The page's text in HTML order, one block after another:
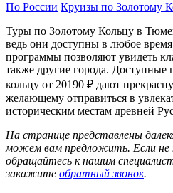
По России Круизы по Золотому
Туры по Золотому Кольцу в
ведь они доступны в любое
программы позволяют увидеть
также другие города.
кольцу от 20190 ₽ дают
желающему отправиться в
историческим местам древней
На странице представлены
можем вам предложить. Если не
обращайтесь к нашим
закажите обратный звонок.